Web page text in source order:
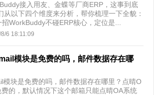
接入用友、金蝶等厂商ERP，这事到底
从以下四个维度来分析，帮你梳理一下全貌：
WorkBuddy不碰ERP核心，定位是...
6 18:11:09
模块是免费的吗，邮件数据存在哪
模块是免费的吗，邮件数据存在哪里？​点晴O
的，默认情况下这个邮箱只能点晴OA系统